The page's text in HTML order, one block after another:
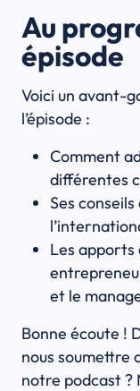
Au
épisode
Voici un avant-
l’épisode :
Comment
différentes
Ses
Les apports
et le
Bonne écoute !
nous soumettre
notre podcast ?